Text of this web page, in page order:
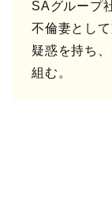
SAグループ
不倫妻とし
疑惑を持ち
組む。